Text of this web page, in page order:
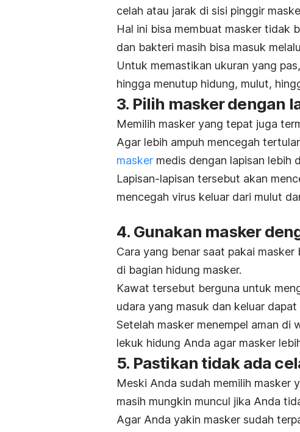
celah atau jarak di sisi pinggir
Hal ini bisa membuat masker tidak
dan bakteri masih bisa masuk
Untuk memastikan ukuran yang
hingga menutup hidung, mulut,
3. Pilih masker dengan
Memilih masker yang tepat juga
Agar lebih ampuh mencegah
masker medis dengan lapisan lebih
Lapisan-lapisan tersebut akan
mencegah virus keluar dari mulut
4. Gunakan masker
Cara yang benar saat pakai
di bagian hidung masker.
Kawat tersebut berguna untuk
udara yang masuk dan keluar dapat
Setelah masker menempel aman
lekuk hidung Anda agar masker
5. Pastikan tidak ada
Meski Anda sudah memilih masker
masih mungkin muncul jika Anda
Agar Anda yakin masker sudah